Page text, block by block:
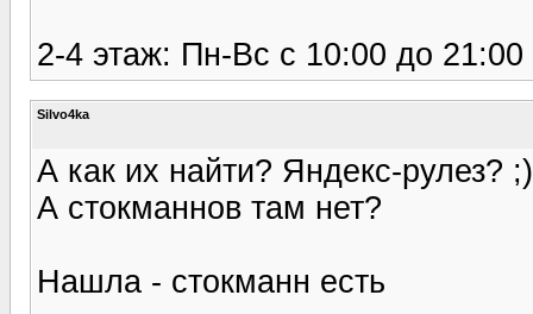
2-4 этаж: Пн-Вс с 10:00 до 21:00
Silvo4ka
А как их найти? Яндекс-рулез?
А стокманнов там нет?
Нашла - стокманн есть